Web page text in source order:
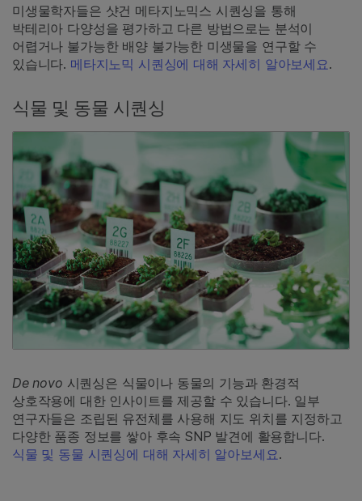
미생물학자들은 샷건 메타지노믹스 시퀀싱을 통해
박테리아 다양성을 평가하고 다른 방법으로는 분석이
어렵거나 불가능한 배양 불가능한 미생물을 연구할 수
있습니다. 메타지노믹 시퀀싱에 대해 자세히 알아보세요.
식물 및 동물 시퀀싱
De novo 시퀀싱은 식물이나 동물의 기능과 환경적
상호작용에 대한 인사이트를 제공할 수 있습니다. 일부
연구자들은 조립된 유전체를 사용해 지도 위치를 지정하고
다양한 품종 정보를 쌓아 후속 SNP 발견에 활용합니다.
식물 및 동물 시퀀싱에 대해 자세히 알아보세요.